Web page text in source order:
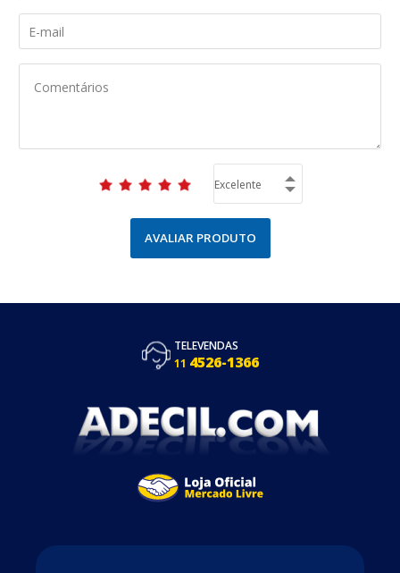
AVALIAR PRODUTO
TELEVENDAS
11 4526-1366